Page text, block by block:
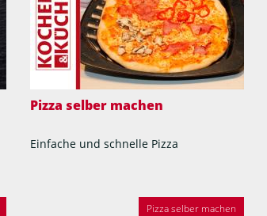
Pizza selber machen
Einfache und schnelle Pizza
Pizza selber machen